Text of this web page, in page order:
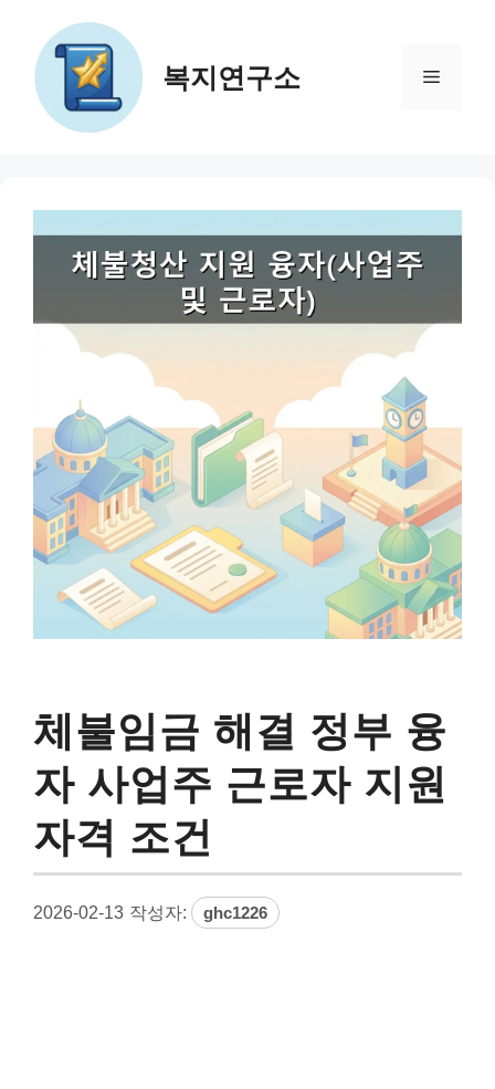
복지연구소 메
체불임금 해결 정부 융
자 사업주 근로자 지원
자격 조건
2026-02-13 작성자: ghc1226